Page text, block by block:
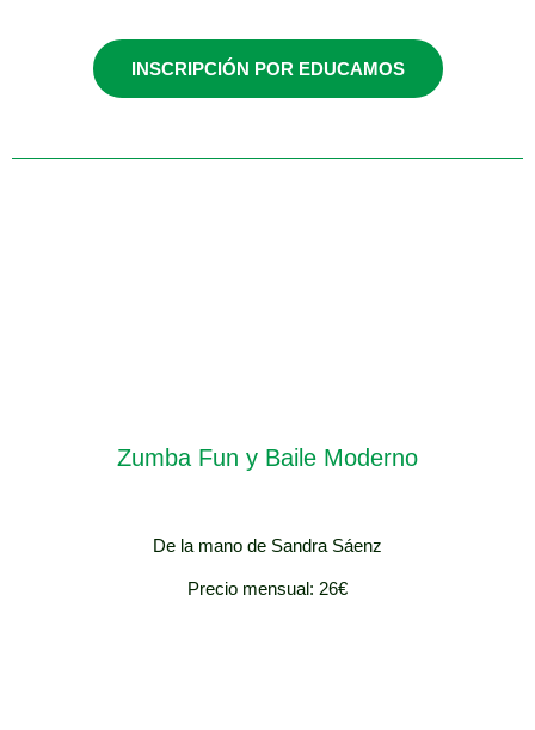
ESO y BACH
Viernes / 16:00-
INSCRIPCIÓN POR EDUCAMOS
Zumba Fun y Baile Moderno
De la mano de Sandra Sáenz
Precio mensual: 26€